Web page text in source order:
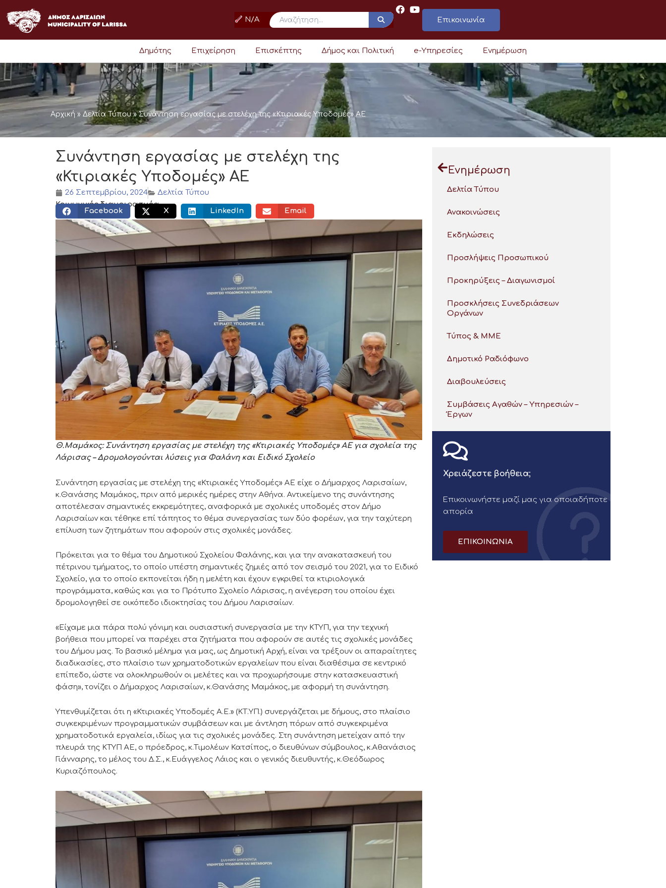
στο
περιεχόμενο
N/A Επικοινωνία
Δημότης Επιχείρηση Επισκέπτης Δήμος και Πολιτική e-Υπηρεσίες Ενημέρωση
Αρχική » Δελτία Τύπου»Συνάντηση εργασίας με στελέχη της «Κτιριακές Υποδομές» ΑΕ
Συνάντηση εργασίας με στελέχη της
«Κτιριακές Υποδομές» ΑΕ
26 Σεπτεμβρίου, 2024
Δελτία Τύπου
Κοινωνικός διαμοιρασμός:
Facebook X LinkedIn Email
Θ.Μαμάκος: Συνάντηση εργασίας με στελέχη της «Κτιριακές Υποδομές» ΑΕ για σχολεία της
Λάρισας – Δρομολογούνται λύσεις για Φαλάνη και Ειδικό Σχολείο
Συνάντηση εργασίας με στελέχη της «Κτιριακές Υποδομές» ΑΕ είχε ο Δήμαρχος Λαρισαίων,
κ.Θανάσης Μαμάκος, πριν από μερικές ημέρες στην Αθήνα. Αντικείμενο της συνάντησης
αποτέλεσαν σημαντικές εκκρεμότητες, αναφορικά με σχολικές υποδομές στον Δήμο
Λαρισαίων και τέθηκε επί τάπητος το θέμα συνεργασίας των δύο φορέων, για την ταχύτερη
επίλυση των ζητημάτων που αφορούν στις σχολικές μονάδες.
Πρόκειται για το θέμα του Δημοτικού Σχολείου Φαλάνης, και για την ανακατασκευή του
πέτρινου τμήματος, το οποίο υπέστη σημαντικές ζημιές από τον σεισμό του 2021, για το Ειδικό
Σχολείο, για το οποίο εκπονείται ήδη η μελέτη και έχουν εγκριθεί τα κτιριολογικά
προγράμματα, καθώς και για το Πρότυπο Σχολείο Λάρισας, η ανέγερση του οποίου έχει
δρομολογηθεί σε οικόπεδο ιδιοκτησίας του Δήμου Λαρισαίων.
«Είχαμε μια πάρα πολύ γόνιμη και ουσιαστική συνεργασία με την ΚΤΥΠ, για την τεχνική
βοήθεια που μπορεί να παρέχει στα ζητήματα που αφορούν σε αυτές τις σχολικές μονάδες
του Δήμου μας. Το βασικό μέλημα για μας, ως Δημοτική Αρχή, είναι να τρέξουν οι απαραίτητες
διαδικασίες, στο πλαίσιο των χρηματοδοτικών εργαλείων που είναι διαθέσιμα σε κεντρικό
επίπεδο, ώστε να ολοκληρωθούν οι μελέτες και να προχωρήσουμε στην κατασκευαστική
φάση», τονίζει ο Δήμαρχος Λαρισαίων, κ.Θανάσης Μαμάκος, με αφορμή τη συνάντηση.
Υπενθυμίζεται ότι η «Κτιριακές Υποδομές Α.Ε.» (ΚΤ.ΥΠ.) συνεργάζεται με δήμους, στο πλαίσιο
συγκεκριμένων προγραμματικών συμβάσεων και με άντληση πόρων από συγκεκριμένα
χρηματοδοτικά εργαλεία, ιδίως για τις σχολικές μονάδες. Στη συνάντηση μετείχαν από την
πλευρά της ΚΤΥΠ ΑΕ, ο πρόεδρος, κ.Τιμολέων Κατσίπος, ο διευθύνων σύμβουλος, κ.Αθανάσιος
Γιάνναρης, το μέλος του Δ.Σ., κ.Ευάγγελος Λάιος και ο γενικός διευθυντής, κ.Θεόδωρος
Κυριαζόπουλος.
Ενημέρωση
Δελτία Τύπου
Ανακοινώσεις
Εκδηλώσεις
Προσλήψεις Προσωπικού
Προκηρύξεις – Διαγωνισμοί
Προσκλήσεις Συνεδριάσεων
Οργάνων
Τύπος & ΜΜΕ
Δημοτικό Ραδιόφωνο
Διαβουλεύσεις
Συμβάσεις Αγαθών – Υπηρεσιών –
Έργων
Χρειάζεστε βοήθεια;
Επικοινωνήστε μαζί μας για οποιαδήποτε
απορία
ΕΠΙΚΟΙΝΩΝΙΑ